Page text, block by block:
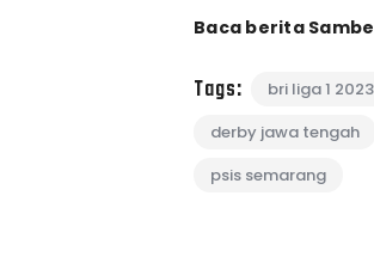
Baca berita
Tags:
bri liga 1
derby jawa tengah
psis semarang